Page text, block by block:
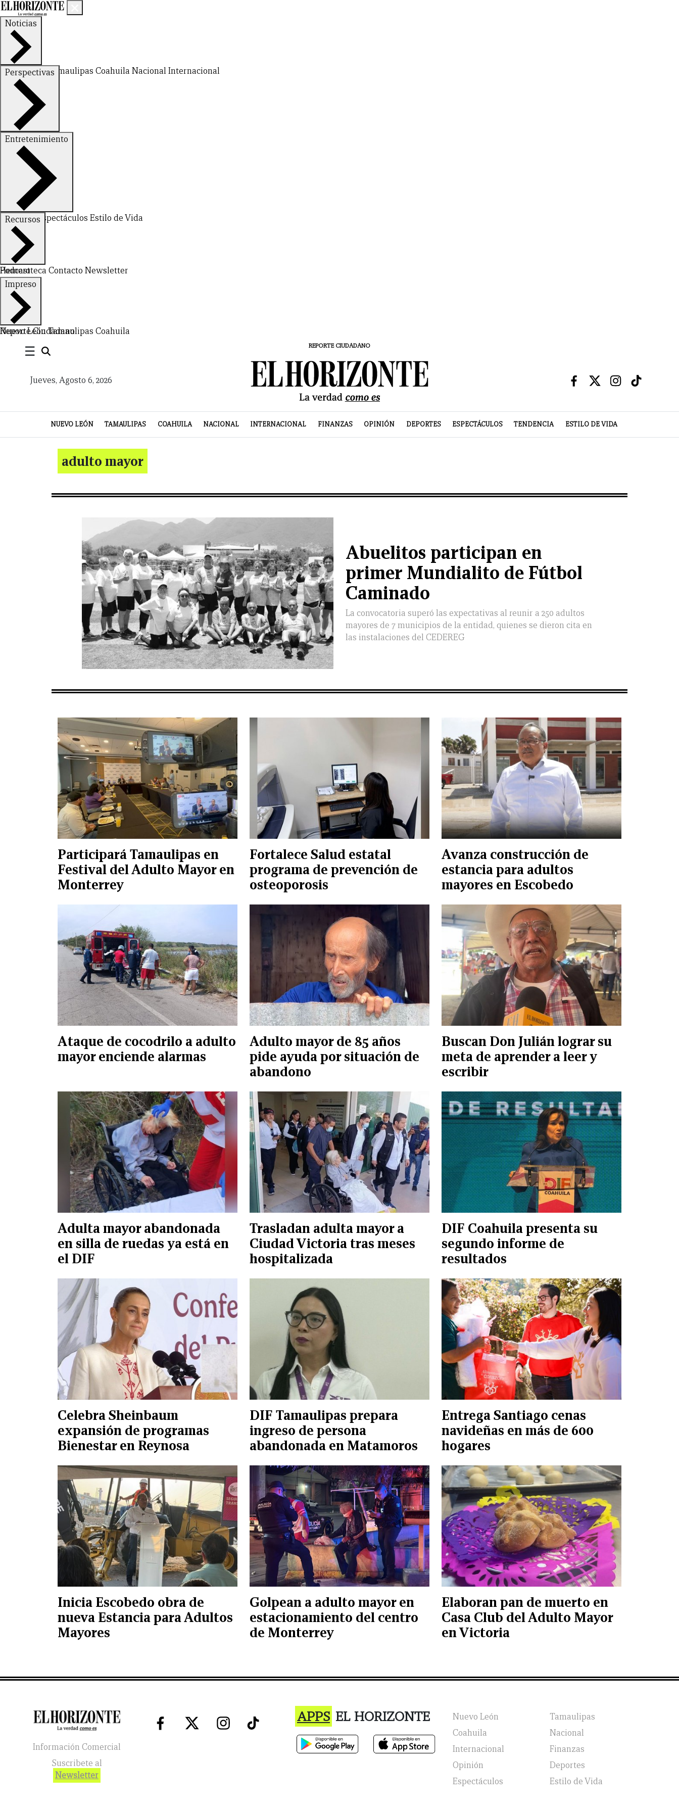
Noticias
Nuevo LeónTamaulipas Coahuila NacionalInternacional
Perspectivas
FinanzasOpinión
Entretenimiento
DeportesEspectáculos Estilo de Vida
Recursos
Hemeroteca Contacto Newsletter
Podcast
Impreso
Nuevo LeónTamaulipas Coahuila
Reporte Ciudadano
☰ REPORTE CIUDADANO
Jueves, Agosto 6, 2026
NUEVO LEÓN TAMAULIPAS COAHUILA NACIONAL INTERNACIONAL FINANZAS OPINIÓN DEPORTES ESPECTÁCULOS TENDENCIA ESTILO DE VIDA
CERRAR
NUEVO
TAMAULIPAS
COAHUILA
NACIONAL
INTERNACIONAL
FINANZAS
OPINIÓN
DEPORTES
ESPECTÁCULOS
TENDENCIA
ESTILO
VIDA
PODCAST
CONTACTO
NEWSLETTER
HEMEROTECA
SUPLEMENTOS
adulto mayor
Abuelitos participan en
primer Mundialito de Fútbol
Caminado
La convocatoria superó las expectativas al reunir a 250 adultos
mayores de 7 municipios de la entidad, quienes se dieron cita en
las instalaciones del CEDEREG
Participará Tamaulipas en
Festival del Adulto Mayor en
Monterrey
Fortalece Salud estatal
programa de prevención de
osteoporosis
Avanza construcción de
estancia para adultos
mayores en Escobedo
Ataque de cocodrilo a adulto
mayor enciende alarmas
Adulto mayor de 85 años
pide ayuda por situación de
abandono
Buscan Don Julián lograr su
meta de aprender a leer y
escribir
Adulta mayor abandonada
en silla de ruedas ya está en
el DIF
Trasladan adulta mayor a
Ciudad Victoria tras meses
hospitalizada
DIF Coahuila presenta su
segundo informe de
resultados
Celebra Sheinbaum
expansión de programas
Bienestar en Reynosa
DIF Tamaulipas prepara
ingreso de persona
abandonada en Matamoros
Entrega Santiago cenas
navideñas en más de 600
hogares
Inicia Escobedo obra de
nueva Estancia para Adultos
Mayores
Golpean a adulto mayor en
estacionamiento del centro
de Monterrey
Elaboran pan de muerto en
Casa Club del Adulto Mayor
en Victoria
Información Comercial
Suscribete al
Newsletter
APPS EL HORIZONTE Nuevo León
Tamaulipas
Coahuila
Nacional
Internacional
Finanzas
Opinión
Deportes
Espectáculos
Estilo de Vida